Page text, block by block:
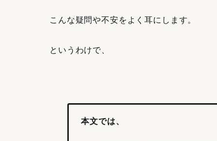
こんな疑問や不安をよく耳にします。
というわけで、
本文では、